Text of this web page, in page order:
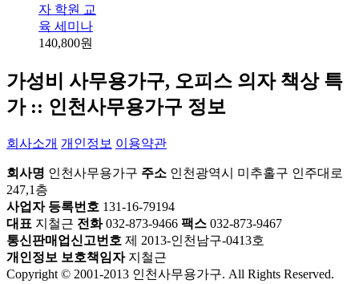
자 학원 교
육 세미나
140,800원
가성비 사무용가구, 오피스 의자 책상 특
가 :: 인천사무용가구 정보
회사소개 개인정보 이용약관
회사명 인천사무용가구 주소 인천광역시 미추홀구 인주대로
247,1층
사업자 등록번호 131-16-79194
대표 지철근 전화032-873-9466 팩스 032-873-9467
통신판매업신고번호 제 2013-인천남구-0413호
개인정보 보호책임자지철근
Copyright © 2001-2013 인천사무용가구. All Rights Reserved.